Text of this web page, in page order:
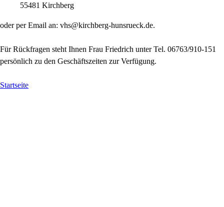
55481 Kirchberg
oder per Email an: vhs@kirchberg-hunsrueck.de.
Für Rückfragen steht Ihnen Frau Friedrich unter Tel. 06763/910-151
persönlich zu den Geschäftszeiten zur Verfügung.
Startseite